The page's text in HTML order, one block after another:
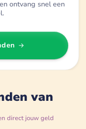
ontvang snel een
van
direct jouw geld